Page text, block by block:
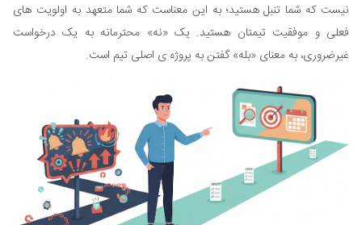
نیست که شما تنبل هستید؛ به این معناست که شما متعهد به اولویت های
فعلی و موفقیت تیمتان هستید. یک «نه» محترمانه به یک درخواست
غیرضروری، به معنای «بله» گفتن به پروژه ی اصلی تیم است.